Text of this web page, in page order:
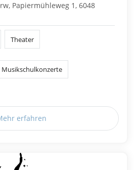
Papiermühleweg 1, 6048
Theater
Musikschulkonzerte
erfahren